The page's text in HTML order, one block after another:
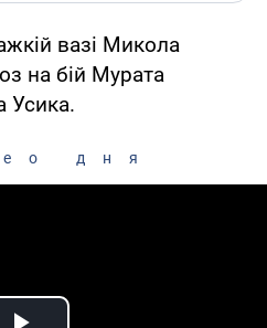
вазі Микола
на бій Мурата
Усика.
дня